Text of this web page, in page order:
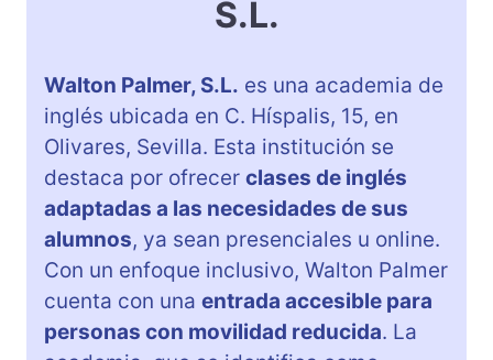
S.L.
Walton Palmer, S.L. es una academia de
inglés ubicada en C. Híspalis, 15, en
Olivares, Sevilla. Esta institución se
destaca por ofrecer clases de inglés
adaptadas a las necesidades de sus
alumnos, ya sean presenciales u online.
Con un enfoque inclusivo, Walton Palmer
cuenta con una entrada accesible para
personas con movilidad reducida. La